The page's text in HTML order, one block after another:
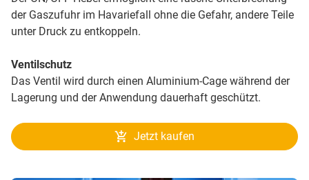
der Gaszufuhr im Havariefall ohne die Gefahr, andere Teile
unter Druck zu entkoppeln.
Ventilschutz
Das Ventil wird durch einen Aluminium-Cage während der
Lagerung und der Anwendung dauerhaft geschützt.
Jetzt kaufen